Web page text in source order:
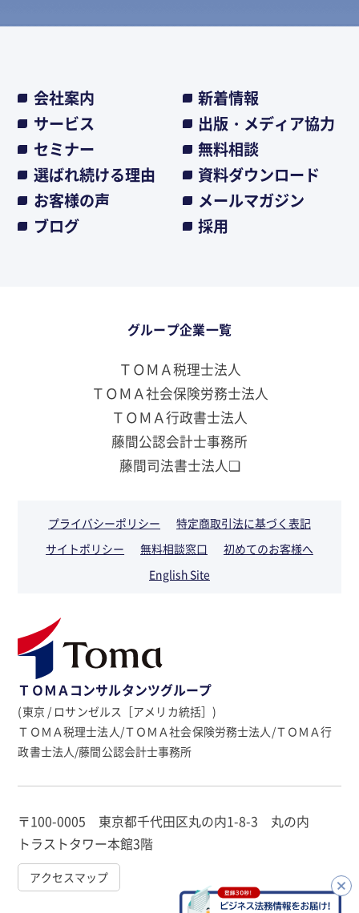
会社案内
新着情報
サービス
出版・メディア協力
セミナー
無料相談
選ばれ続ける理由
資料ダウンロード
お客様の声
メールマガジン
ブログ
採用
グループ企業一覧
ＴＯＭＡ税理士法人
ＴＯＭＡ社会保険労務士法人
ＴＯＭＡ行政書士法人
藤間公認会計士事務所
藤間司法書士法人❏
プライバシーポリシー
特定商取引法に基づく表記
サイトポリシー
無料相談窓口
初めてのお客様へ
English Site
ＴＯＭＡコンサルタンツグループ
(東京 / ロサンゼルス［アメリカ統括］)
ＴＯＭＡ税理士法人/ＴＯＭＡ社会保険労務士法人/ＴＯＭＡ行
政書士法人/藤間公認会計士事務所
〒100-0005 東京都千代田区丸の内1-8-3 丸の内
トラストタワー本館3階
アクセスマップ